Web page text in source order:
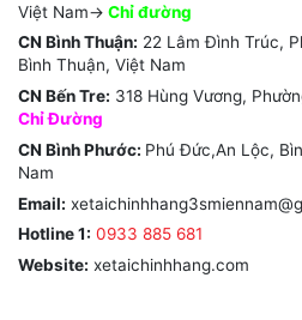
Việt Nam-> Chỉđường
CN Bình Thuận: 22 Lâm Đình Trúc,
Bình Thuận, Việt Nam
CN Bến Tre: 318 Hùng Vương,
Chỉ Đường
CN Bình Phước: Phú Đức,An Lộc,
Nam
Email:
Hotline 1: 0933 885 681
Website: xetaichinhhang.com